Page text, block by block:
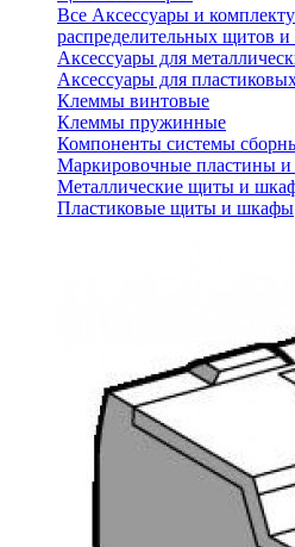
Все Аксессуары и
распределительных щитов
Аксессуары для
Аксессуары для
Клеммы винтовые
Клеммы пружинные
Компоненты системы
Маркировочные пластины и
Металлические щиты и
Пластиковые щиты и шкафы